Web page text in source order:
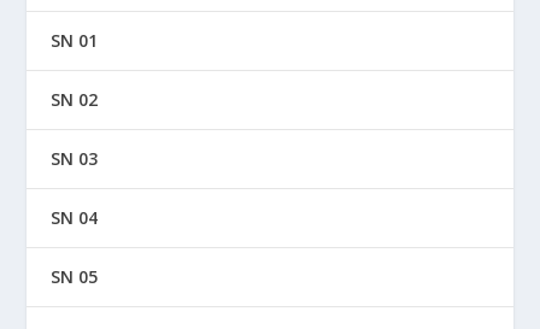
SN 01
SN 02
SN 03
SN 04
SN 05